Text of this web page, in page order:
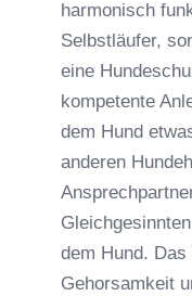
harmonisch
Selbstläufer,
eine
kompetente
dem Hund
anderen
dem Hund.
Gehorsamkeit